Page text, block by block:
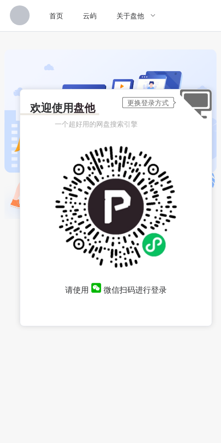
首页 云屿 关于盘他
欢迎使用盘他
一个超好用的网盘搜索引擎
请使用 微信扫码进行登录